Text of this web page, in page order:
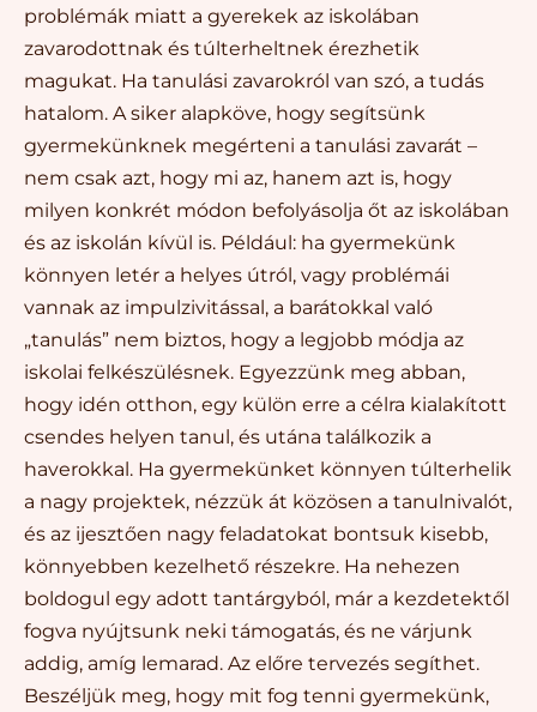
problémák miatt a gyerekek az iskolában
zavarodottnak és túlterheltnek érezhetik
magukat. Ha tanulási zavarokról van szó, a tudás
hatalom. A siker alapköve, hogy segítsünk
gyermekünknek megérteni a tanulási zavarát –
nem csak azt, hogy mi az, hanem azt is, hogy
milyen konkrét módon befolyásolja őt az iskolában
és az iskolán kívül is. Például: ha gyermekünk
könnyen letér a helyes útról, vagy problémái
vannak az impulzivitással, a barátokkal való
„tanulás” nem biztos, hogy a legjobb módja az
iskolai felkészülésnek. Egyezzünk meg abban,
hogy idén otthon, egy külön erre a célra kialakított
csendes helyen tanul, és utána találkozik a
haverokkal. Ha gyermekünket könnyen túlterhelik
a nagy projektek, nézzük át közösen a tanulnivalót,
és az ijesztően nagy feladatokat bontsuk kisebb,
könnyebben kezelhető részekre. Ha nehezen
boldogul egy adott tantárgyból, már a kezdetektől
fogva nyújtsunk neki támogatás, és ne várjunk
addig, amíg lemarad. Az előre tervezés segíthet.
Beszéljük meg, hogy mit fog tenni gyermekünk,